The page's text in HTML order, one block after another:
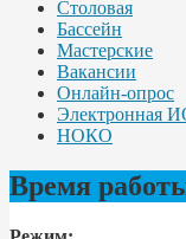
Столовая
Бассейн
Мастерские
Вакансии
Онлайн-опрос
Электронная
НОКО
Время